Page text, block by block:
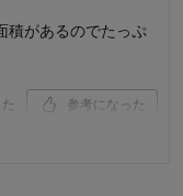
積があるのでたっぷ
参考になった